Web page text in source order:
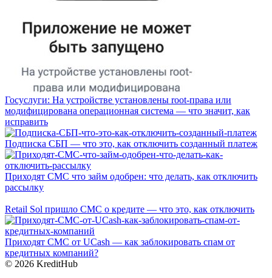
Госуслуги: На устройстве установлены root-права или
модифицирована операционная система — что значит, как
исправить
Подписка СБП — что это, как отключить созданный платеж
Приходят СМС что займ одобрен: что делать, как отключить
рассылку
Retail Sol пришло СМС о кредите — что это, как отключить
Приходят СМС от UCash — как заблокировать спам от
кредитных компаний?
© 2026 KreditHub